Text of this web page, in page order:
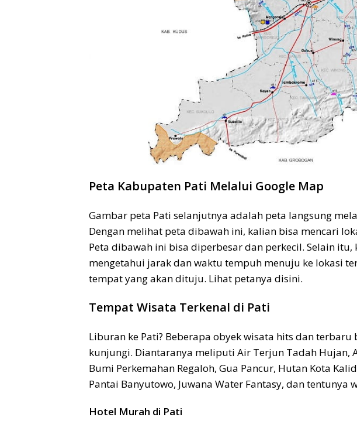
Peta Kabupaten Pati Melalui Google Map
Gambar peta Pati selanjutnya adalah peta langsung
Dengan melihat peta dibawah ini, kalian bisa mencari
Peta dibawah ini bisa diperbesar dan perkecil. Selain
mengetahui jarak dan waktu tempuh menuju ke lokasi
tempat yang akan dituju. Lihat petanya disini.
Tempat Wisata Terkenal di Pati
Liburan ke Pati? Beberapa obyek wisata hits dan
kunjungi. Diantaranya meliputi Air Terjun Tadah Hujan,
Bumi Perkemahan Regaloh, Gua Pancur, Hutan Kota
Pantai Banyutowo, Juwana Water Fantasy, dan tentunya
Hotel Murah di Pati